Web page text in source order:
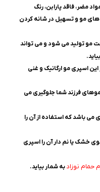
مضر، فاقد پارابن، رنگ
های مو و تسهیل در شانه‌ کردن
مو تولید می شود و می تواند
در این اسپری مو ارگانیک و غنی
فرزند شما جلوگیری می
باشد که استفاده از آن را
خشک یا نم دار آن را اسپری
حمام نوزادبه شمار بیاید.